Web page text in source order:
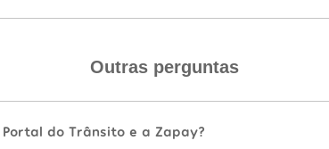
Outras perguntas
do Trânsito e a Zapay?